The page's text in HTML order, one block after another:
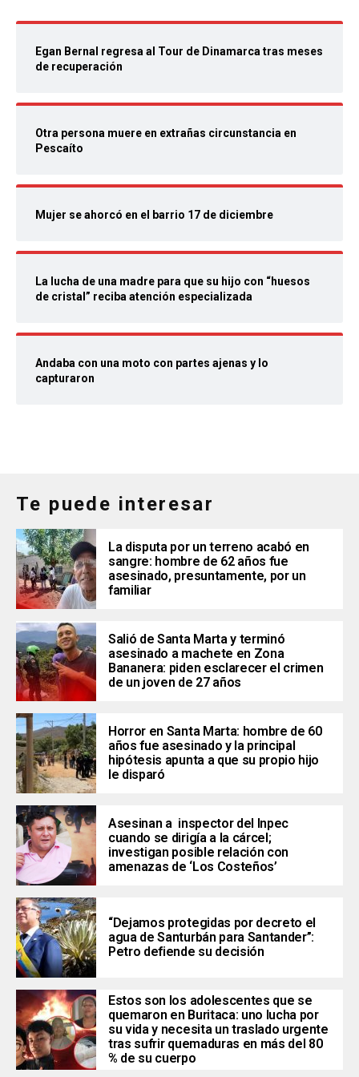
Egan Bernal regresa al Tour de Dinamarca tras meses
de recuperación
Otra persona muere en extrañas circunstancia en
Pescaíto
Mujer se ahorcó en el barrio 17 de diciembre
La lucha de una madre para que su hijo con “huesos
de cristal” reciba atención especializada
Andaba con una moto con partes ajenas y lo
capturaron
Te puede interesar
La disputa por un terreno acabó en
sangre: hombre de 62 años fue
asesinado, presuntamente, por un
familiar
Salió de Santa Marta y terminó
asesinado a machete en Zona
Bananera: piden esclarecer el crimen
de un joven de 27 años
Horror en Santa Marta: hombre de 60
años fue asesinado y la principal
hipótesis apunta a que su propio hijo
le disparó
Asesinan a inspector del Inpec
cuando se dirigía a la cárcel;
investigan posible relación con
amenazas de ‘Los Costeños’
“Dejamos protegidas por decreto el
agua de Santurbán para Santander”:
Petro defiende su decisión
Estos son los adolescentes que se
quemaron en Buritaca: uno lucha por
su vida y necesita un traslado urgente
tras sufrir quemaduras en más del 80
% de su cuerpo